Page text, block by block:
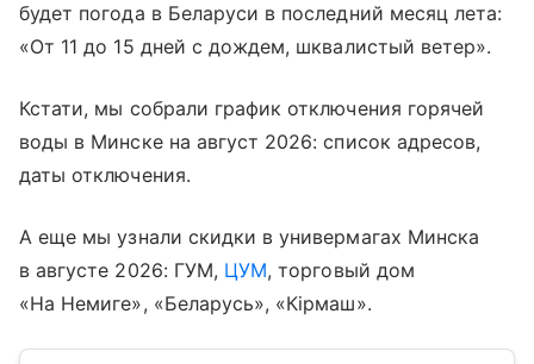
будет погода в Беларуси в последний месяц лета:
«От 11 до 15 дней с дождем, шквалистый ветер».
Кстати, мы собрали график отключения горячей
воды в Минске на август 2026: список адресов,
даты отключения.
А еще мы узнали скидки в универмагах Минска
в августе 2026: ГУМ, ЦУМ, торговый дом
«На Немиге», «Беларусь», «Кiрмаш».